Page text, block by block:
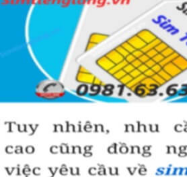
Chọn mua sim số đẹp thường mất nhiều thời
một số phải vừa đẹp, vừa tốt về phong thủy
hảo. Vậy phải làm sao?
- Cách nhanh nhất để chọn mua được Sim Tứ
trang chủ của Sim Tiền Giang, chọn mục “Sim
trang chủ. Đây là danh sách sim được đại lý
do nên bạn có thể chọn mua được số đẹp lại
khảo thêm Sim Vinaphone,Sim Gmobile,
Sim
Hướng dẫn mua Sim Tứ Quý 2 tại
- Bạn cũng có thể mua sim bằng cách như